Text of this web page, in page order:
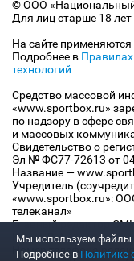
© ООО «Национальный
Для лиц старше 18 лет
На сайте
Подробнее в
технологий
Средство массовой
«www.sportbox.ru»
по надзору в сфере
и массовых
Свидетельство о
Эл № ФС77-72613 от
Название —
Учредитель
«www.sportbox.ru»:
телеканал»
Главный редактор
Конов В.А.
Номер телефона
Мы используем файлы
Подробнее в Политике